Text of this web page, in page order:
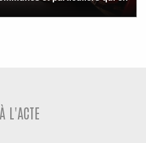
L'ACTE